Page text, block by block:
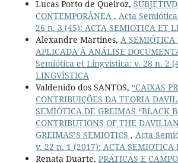
Lucas Porto de Queiroz,
CONTEMPORÂNEA , Acta
26 n. 3 (45): ACTA SEMIOTICA ET
Alexandre Martines, A SEMIÓTICA
APLICADA À ANÁLISE
Semiótica et Lingvistica: v. 28 n. 2
LINGVÍSTICA
Valdenido dos SANTOS, “CAIXAS
CONTRIBUIÇÕES DA TEORIA
SEMIÓTICA DE GREIMAS “BLACK
CONTRIBUTIONS OF THE
GREIMAS’S SEMIOTICS , Acta
v. 22 n. 1 (2017): ACTA SEMIOTICA
Renata Duarte, PRÁTICAS E